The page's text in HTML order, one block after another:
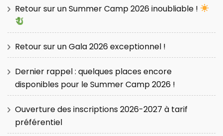
Retour sur un Summer Camp 2026 inoubliable !
Retour sur un Gala 2026 exceptionnel !
Dernier rappel : quelques places encore
disponibles pour le Summer Camp 2026 !
Ouverture des inscriptions 2026-2027 à tarif
préférentiel